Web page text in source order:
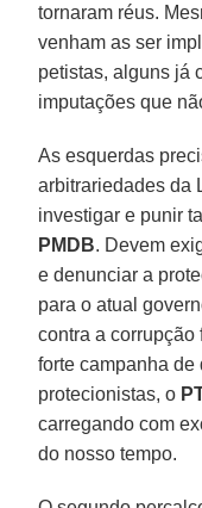
tornaram réus.
venham as ser
petistas, alguns já
imputações que
As esquerdas
arbitrariedades da
investigar e punir
PMDB. Devem
e denunciar a
para o atual
contra a
forte campanha
protecionistas, o
carregando com
do nosso tempo.